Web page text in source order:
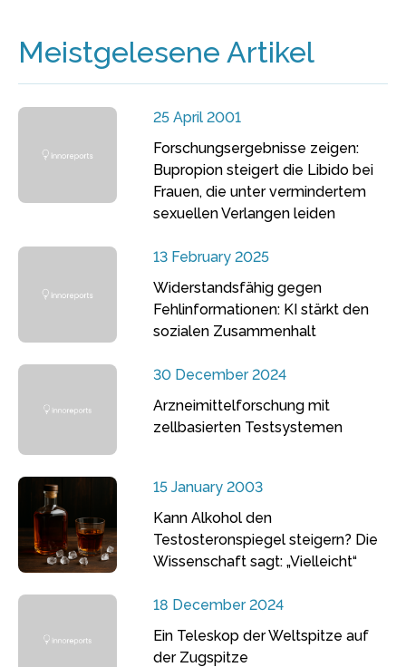
Meistgelesene Artikel
25 April 2001
Forschungsergebnisse zeigen:
Bupropion steigert die Libido bei
Frauen, die unter vermindertem
sexuellen Verlangen leiden
13 February 2025
Widerstandsfähig gegen
Fehlinformationen: KI stärkt den
sozialen Zusammenhalt
30 December 2024
Arzneimittelforschung mit
zellbasierten Testsystemen
15 January 2003
Kann Alkohol den
Testosteronspiegel steigern? Die
Wissenschaft sagt: „Vielleicht“
18 December 2024
Ein Teleskop der Weltspitze auf
der Zugspitze